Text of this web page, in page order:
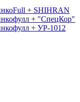
+ SHIHRAN
+ "СпецКор"
+ УР-1012